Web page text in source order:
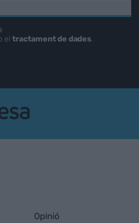
eltractament de dades
Opinió